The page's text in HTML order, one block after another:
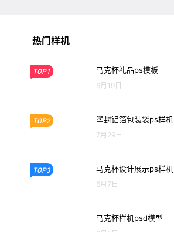
热门样机
TOP1 马克杯礼品ps模板
6月19日
TOP2 塑封铝箔包装袋ps样机
7月29日
TOP3 马克杯设计展示ps样机
6月7日
马克杯样机psd模型